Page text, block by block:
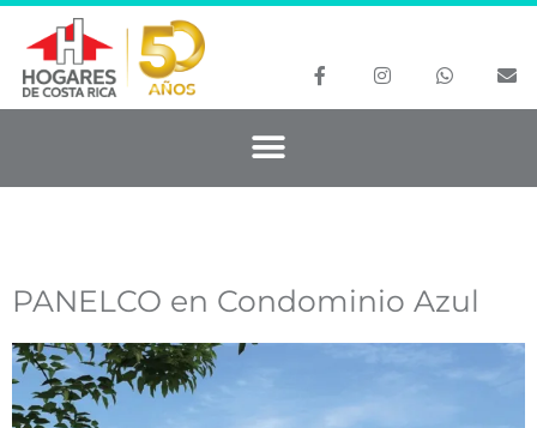
PANELCO en Condominio Azul